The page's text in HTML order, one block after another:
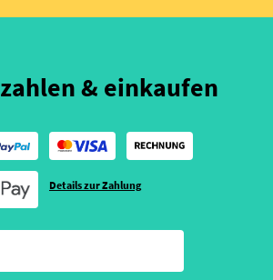
& einkaufen
Details zur Zahlung